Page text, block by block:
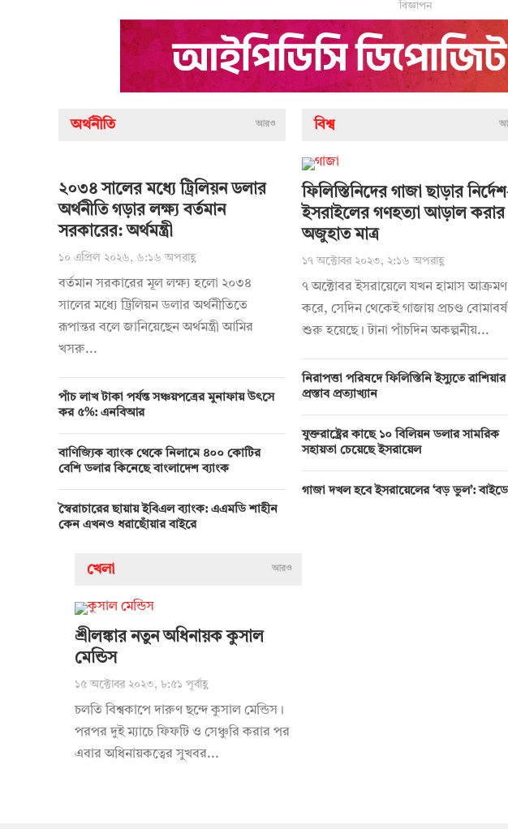
বিজ্ঞাপন
অর্থনীতি আরও
২০৩৪ সালের মধ্যে ট্রিলিয়ন ডলার
অর্থনীতি গড়ার লক্ষ্য বর্তমান
সরকারের: অর্থমন্ত্রী
১০ এপ্রিল ২০২৬, ৬:১৬ অপরাহ্ণ
বর্তমান সরকারের মূল লক্ষ্য হলো ২০৩৪
সালের মধ্যে ট্রিলিয়ন ডলার অর্থনীতিতে
রূপান্তর বলে জানিয়েছেন অর্থমন্ত্রী আমির
খসরু...
পাঁচ লাখ টাকা পর্যন্ত সঞ্চয়পত্রের মুনাফায় উৎসে
কর ৫%: এনবিআর
বাণিজ্যিক ব্যাংক থেকে নিলামে ৪০০ কোটির
বেশি ডলার কিনেছে বাংলাদেশ ব্যাংক
স্বৈরাচারের ছায়ায় ইবিএল ব্যাংক: এএমডি শাহীন
কেন এখনও ধরাছোঁয়ার বাইরে
বিশ্ব
ফিলিস্তিনিদের গাজা ছাড়ার
ইসরাইলের গণহত্যা আড়াল করার
অজুহাত মাত্র
১৭ অক্টোবর ২০২৩, ২:১৬ অপরাহ্ণ
৭ অক্টোবর ইসরায়েলে যখন হামাস আক্রমণ
করে, সেদিন থেকেই গাজায় প্রচণ্ড
শুরু হয়েছে। টানা পাঁচদিন অকল্পনীয়...
নিরাপত্তা পরিষদে ফিলিস্তিনি ইস্যুতে রাশিয়ার
প্রস্তাব প্রত্যাখ্যান
যুক্তরাষ্ট্রের কাছে ১০ বিলিয়ন ডলার সামরিক
সহায়তা চেয়েছে ইসরায়েল
গাজা দখল হবে ইসরায়েলের ‘বড় ভুল’:
খেলা আরও
শ্রীলঙ্কার নতুন অধিনায়ক কুসাল
মেন্ডিস
১৫ অক্টোবর ২০২৩, ৮:৫১ পূর্বাহ্ণ
চলতি বিশ্বকাপে দারুণ ছন্দে কুসাল মেন্ডিস।
পরপর দুই ম্যাচে ফিফটি ও সেঞ্চুরি করার পর
এবার অধিনায়কত্বের সুখবর...